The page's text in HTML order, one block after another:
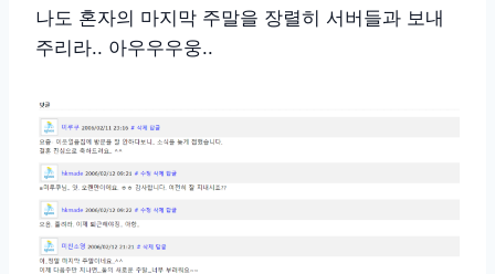
나도 혼자의 마지막 주말을 장렬히 서버들과 보내
주리라.. 아우우우웅..